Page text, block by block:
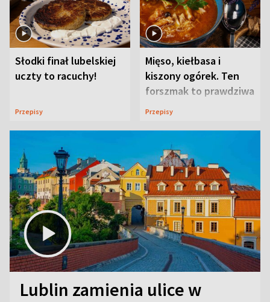
Słodki finał lubelskiej
uczty to racuchy!
Przepisy
Mięso, kiełbasa i
kiszony ogórek. Ten
forszmak to prawdziwa
uczta
Przepisy
Lublin zamienia ulice w